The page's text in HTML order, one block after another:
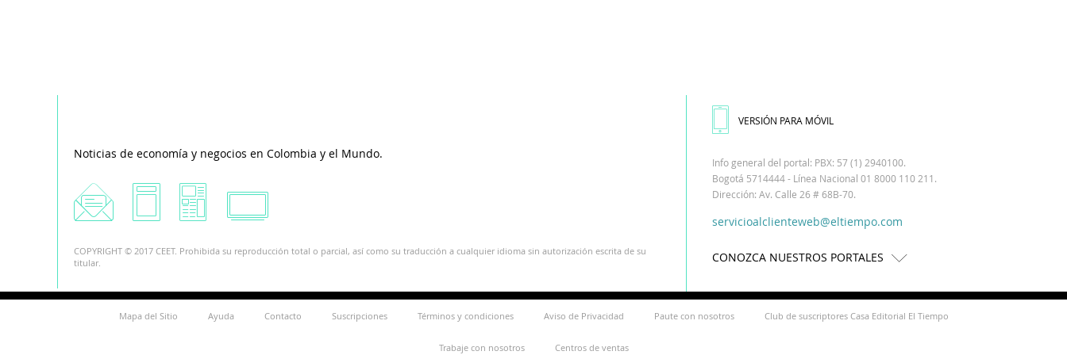
Noticias de economía y negocios en Colombia y el Mundo.
COPYRIGHT © 2017 CEET. Prohibida su reproducción total o parcial, así como su traducción a cualquier idioma sin autorización escrita de su
titular.
VERSIÓN PARA MÓVIL
Info general del portal: PBX: 57 (1) 2940100.
Bogotá 5714444 - Línea Nacional 01 8000 110 211.
Dirección: Av. Calle 26 # 68B-70.
servicioalclienteweb@eltiempo.com
CONOZCA NUESTROS PORTALES
Mapa del Sitio Ayuda Contacto Suscripciones Términos y condiciones Aviso de Privacidad Paute con nosotros Club de suscriptores Casa Editorial El Tiempo
Trabaje con nosotros Centros de ventas